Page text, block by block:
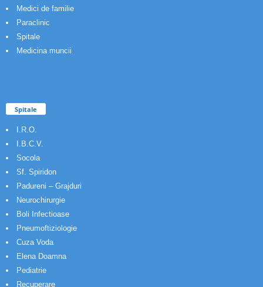
Medici de familie
Paraclinic
Spitale
Medicina muncii
Spitale
I.R.O.
I.B.C.V.
Socola
Sf. Spiridon
Padureni – Grajduri
Neurochirurgie
Boli Infectioase
Pneumoftiziologie
Cuza Voda
Elena Doamna
Pediatrie
Recuperare